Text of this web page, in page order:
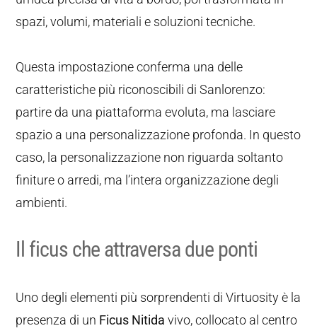
spazi, volumi, materiali e soluzioni tecniche.
Questa impostazione conferma una delle
caratteristiche più riconoscibili di Sanlorenzo:
partire da una piattaforma evoluta, ma lasciare
spazio a una personalizzazione profonda. In questo
caso, la personalizzazione non riguarda soltanto
finiture o arredi, ma l’intera organizzazione degli
ambienti.
Il ficus che attraversa due ponti
Uno degli elementi più sorprendenti di Virtuosity è la
presenza di un Ficus Nitida vivo, collocato al centro